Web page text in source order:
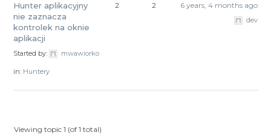
Hunter aplikacyjny
nie zaznacza
kontrolek na oknie
aplikacji
Started by: mwawiorko
in: Huntery
2 2 6 years, 4 months ago
dev
Viewing topic 1 (of 1 total)